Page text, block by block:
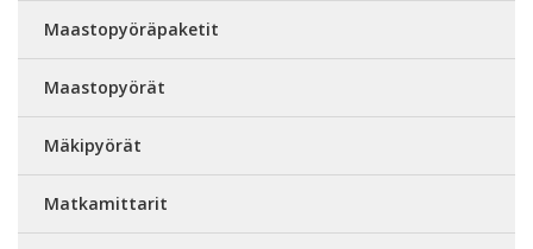
Maastopyöräpaketit
Maastopyörät
Mäkipyörät
Matkamittarit